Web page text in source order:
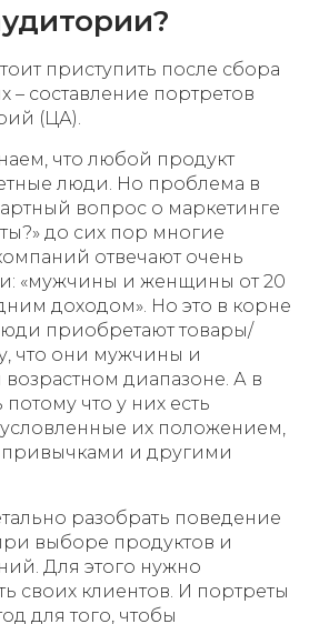
приступить после сбора
– составление портретов
(ЦА).
что любой продукт
люди. Но проблема в
вопрос о маркетинге
до сих пор многие
отвечают очень
«мужчины и женщины от 20
доходом». Но это в корне
приобретают товары/
что они мужчины и
диапазоне. А в
что у них есть
их положением,
и другими
разобрать поведение
выборе продуктов и
Для этого нужно
своих клиентов. И портреты
для того, чтобы